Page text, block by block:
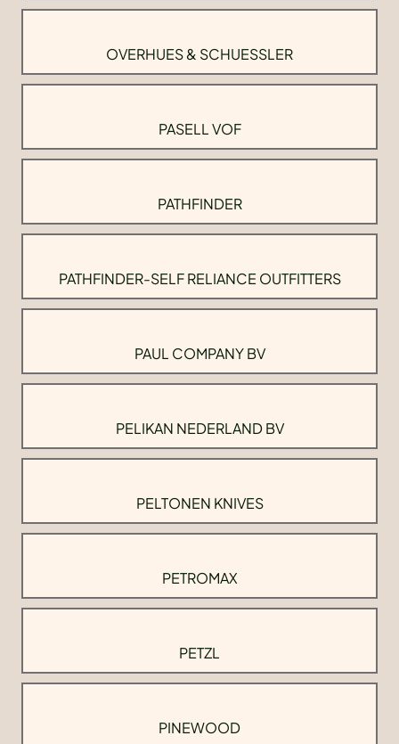
OVERHUES & SCHUESSLER
PASELL VOF
PATHFINDER
PATHFINDER-SELF RELIANCE OUTFITTERS
PAUL COMPANY BV
PELIKAN NEDERLAND BV
PELTONEN KNIVES
PETROMAX
PETZL
PINEWOOD